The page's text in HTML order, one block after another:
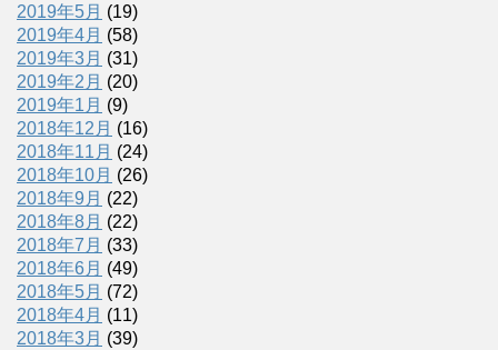
2019年5月 (19)
2019年4月 (58)
2019年3月 (31)
2019年2月 (20)
2019年1月 (9)
2018年12月 (16)
2018年11月 (24)
2018年10月 (26)
2018年9月 (22)
2018年8月 (22)
2018年7月 (33)
2018年6月 (49)
2018年5月 (72)
2018年4月 (11)
2018年3月 (39)